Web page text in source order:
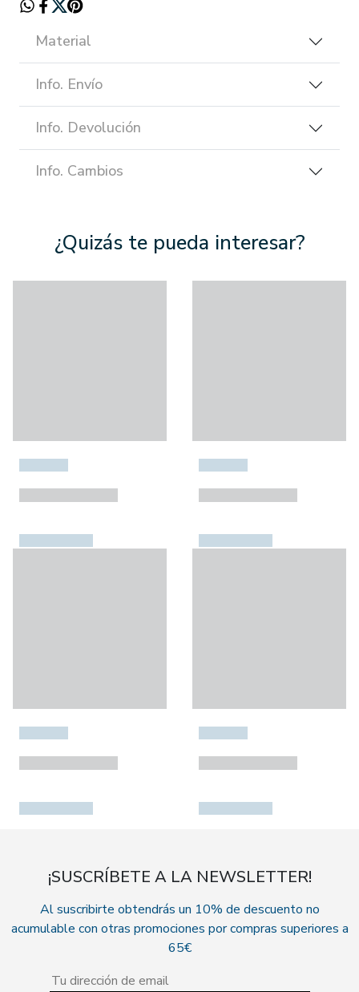
Material
Info. Envío
Info. Devolución
Info. Cambios
¿Quizás te pueda interesar?
¡SUSCRÍBETE A LA NEWSLETTER!
Al suscribirte obtendrás un 10% de descuento no
acumulable con otras promociones por compras superiores a
65€